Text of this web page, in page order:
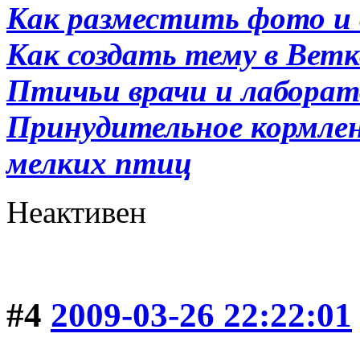
Как разместить фото и
Как создать тему в
Птичьи врачи и
Принудительное
мелких птиц
Неактивен
#4 2009-03-26 22:22:01